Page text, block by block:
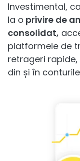
Investimental,
la o privire de
consolidat,
platformele de
retrageri
din și în